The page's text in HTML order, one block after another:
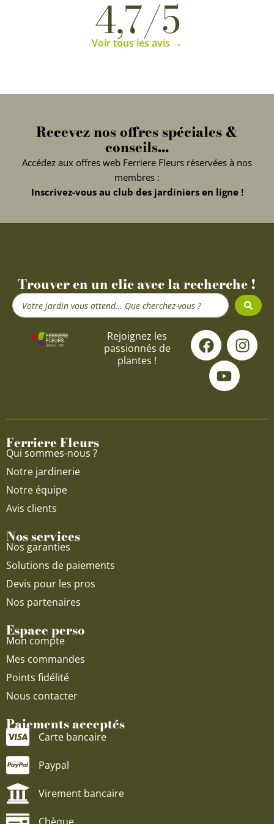
4,7/5
Voir tous les avis →
Recevez nos offres spéciales &
conseils...
Accédez aux offres web Ferriere Fleurs réservées à nos
membres :
Inscrivez-vous au club des jardiniers en ligne !
Trouver en un clic avec la recherche !
Search
...
Rejoignez les
passionnés de
plantes !
F
a
c
e
o
I
n
s
g
Y
o
u
t
u
b
Ferriere Fleurs
Qui sommes-nous ?
Notre jardinerie
Notre équipe
Avis clients
Nos services
Nos garanties
Solutions de paiements
Devis pour les pros
Nos partenaires
Espace perso
Mon compte
Mes commandes
Points fidélité
Nous contacter
Paiements acceptés
Carte bancaire
Paypal
Virement bancaire
Chèque